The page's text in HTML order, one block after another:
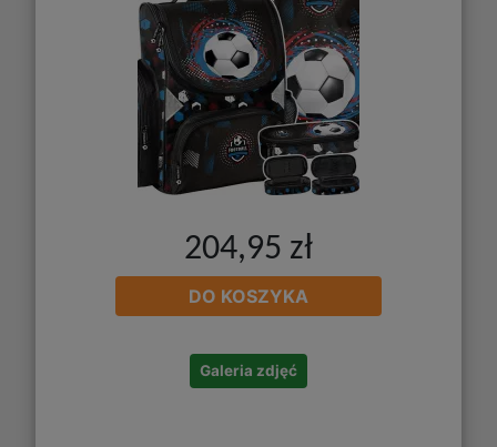
204,95 zł
DO KOSZYKA
Galeria zdjęć